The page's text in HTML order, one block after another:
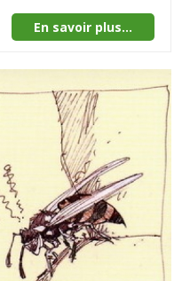
En savoir plus...